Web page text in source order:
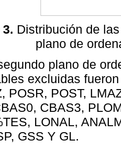
Distribución de
plano de
plano de
excluidas
POSR, POST,
CBAS3,
LONAL,
GSS Y GL.